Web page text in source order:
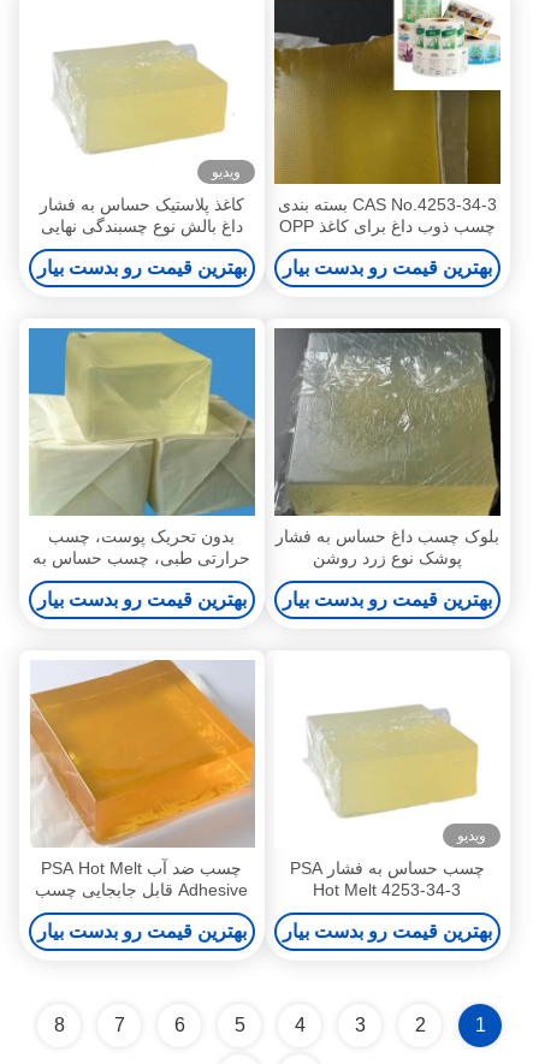
CAS No.4253-34-3 بسته بندی
چسب ذوب داغ برای کاغذ OPP
برچسب فیلم PET
بهترین قیمت رو بدست بیار
ویدیو
کاغذ پلاستیک حساس به فشار
داغ بالش نوع چسبندگی نهایی
بهترین قیمت رو بدست بیار
بلوک چسب داغ حساس به فشار
پوشک نوع زرد روشن
بهترین قیمت رو بدست بیار
بدون تحریک پوست، چسب
حرارتی طبی، چسب حساس به
فشار قابل جابجایی
بهترین قیمت رو بدست بیار
ویدیو
چسب حساس به فشار PSA
Hot Melt 4253-34-3
Packaging Self Adhesive
بهترین قیمت رو بدست بیار
چسب ضد آب PSA Hot Melt
Adhesive قابل جابجایی چسب
حساس به فشار
بهترین قیمت رو بدست بیار
1
2
3
4
5
6
7
8